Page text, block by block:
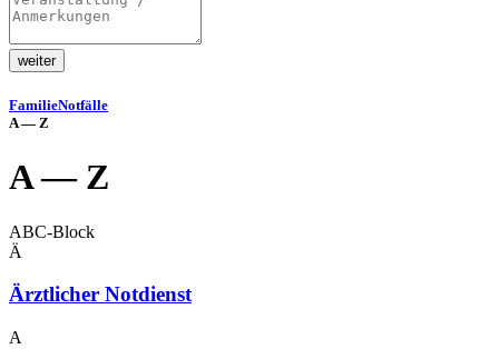
Fami­lieNot­fäl­le
A — Z
A — Z
ABC-Block
Ä
Ärzt­li­cher Notdienst
A